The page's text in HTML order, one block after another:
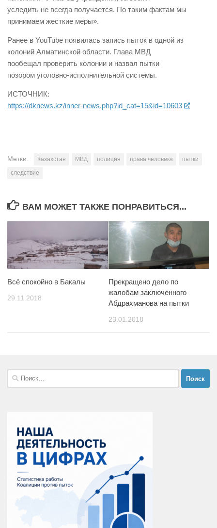
уследить не всегда получается. По таким фактам мы
принимаем жесткие меры».
Ранее в YouTube появилась запись пыток в одной из
колоний Алматинской области. Глава МВД
пообещал проверить колонии и назвал пытки
позором уголовно-исполнительной системы.
ИСТОЧНИК:
https://dknews.kz/inner-news.php?id_cat=15&id=10603
Метки: Казахстан МВД полиция права человека
пытки
следствие
ВАМ МОЖЕТ ТАКЖЕ ПОНРАВИТЬСЯ...
Всё спокойно в Бакалы
29.11.2018
Прекращено дело по
жалобам заключенного
Абдрахманова на пытки
23.01.2018
Найти: